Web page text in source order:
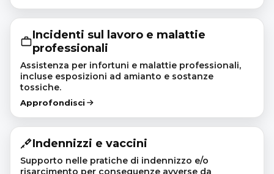
Incidenti sul lavoro e malattie
professionali
Assistenza per infortuni e malattie professionali,
incluse esposizioni ad amianto e sostanze
tossiche.
Approfondisci
Indennizzi e vaccini
Supporto nelle pratiche di indennizzo e/o
risarcimento per conseguenze avverse da